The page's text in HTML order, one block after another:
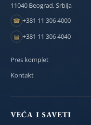
11040 Beograd, Srbija
☎ +381 11 306 4000
▤ +381 11 306 4040
Pres komplet
Kontakt
VEĆA I SAVETI